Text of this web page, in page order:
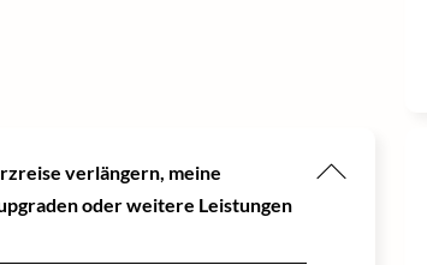
verlängern, meine
oder weitere Leistungen